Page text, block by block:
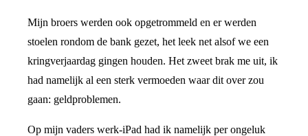
Mijn broers werden ook opgetrommeld en er werden
stoelen rondom de bank gezet, het leek net alsof we een
kringverjaardag gingen houden. Het zweet brak me uit, ik
had namelijk al een sterk vermoeden waar dit over zou
gaan: geldproblemen.
Op mijn vaders werk-iPad had ik namelijk per ongeluk